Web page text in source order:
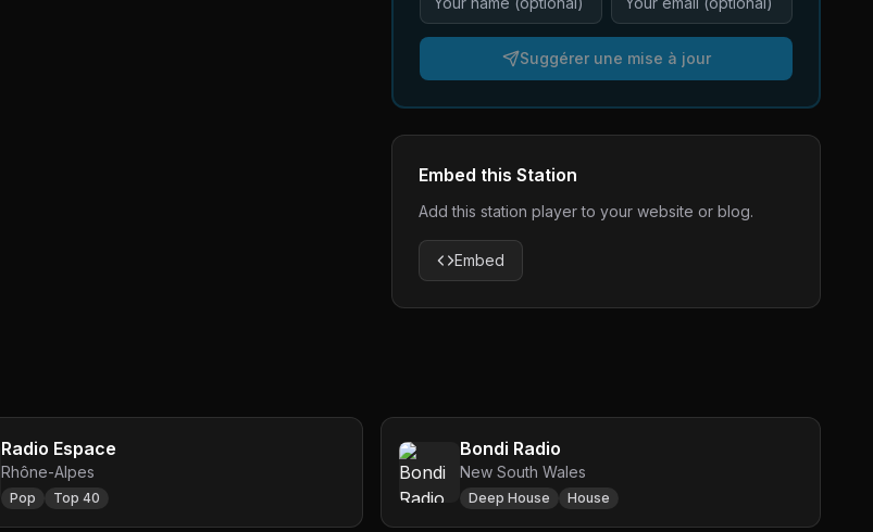
Suggérer une mise à jour
Embed this Station
Add this station player to your website or blog.
Embed
Radio Espace
Rhône-Alpes
Pop Top 40
Bondi Radio
New South Wales
Deep House House